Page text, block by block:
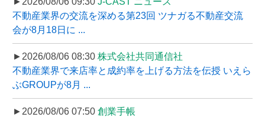
不動産業界の交流を深める第23回 ツナガる不動産交流
会が8月18日に ...
►2026/08/06 08:30 株式会社共同通信社
不動産業界で来店率と成約率を上げる方法を伝授 いえら
ぶGROUPが8月 ...
►2026/08/06 07:50 創業手帳